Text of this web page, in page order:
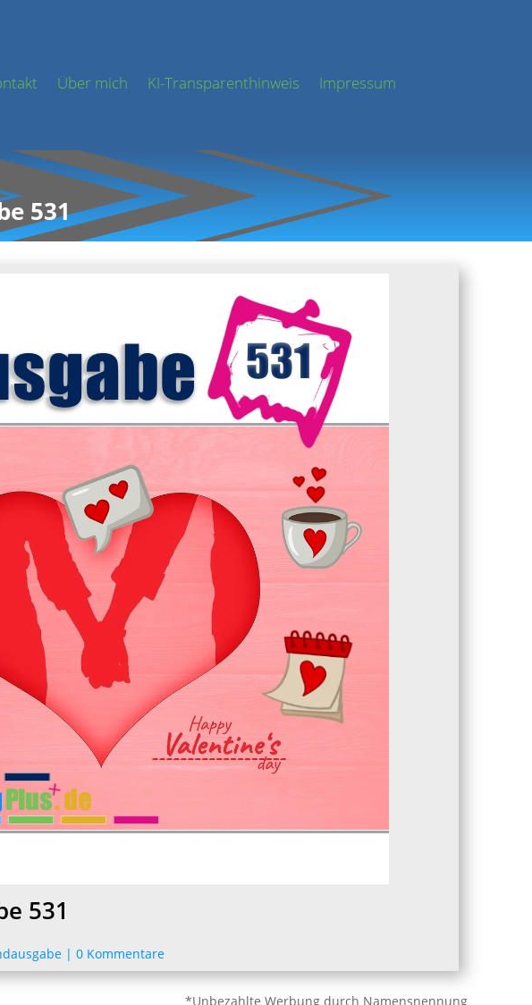
Über mich KI-Transparenthinweis Impressum
531
531
| 0 Kommentare
*Unbezahlte Werbung durch Namensnennung